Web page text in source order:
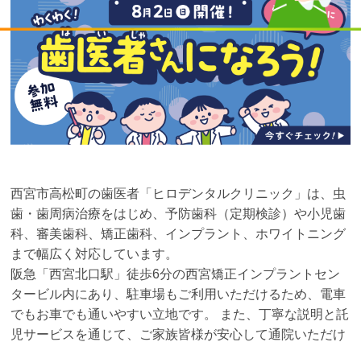
西宮市高松町の歯医者「ヒロデンタルクリニック」は、虫
歯・歯周病治療をはじめ、予防歯科（定期検診）や小児歯
科、審美歯科、矯正歯科、インプラント、ホワイトニング
まで幅広く対応しています。
阪急「西宮北口駅」徒歩6分の西宮矯正インプラントセン
タービル内にあり、駐車場もご利用いただけるため、電車
でもお車でも通いやすい立地です。 また、丁寧な説明と託
児サービスを通じて、ご家族皆様が安心して通院いただけ